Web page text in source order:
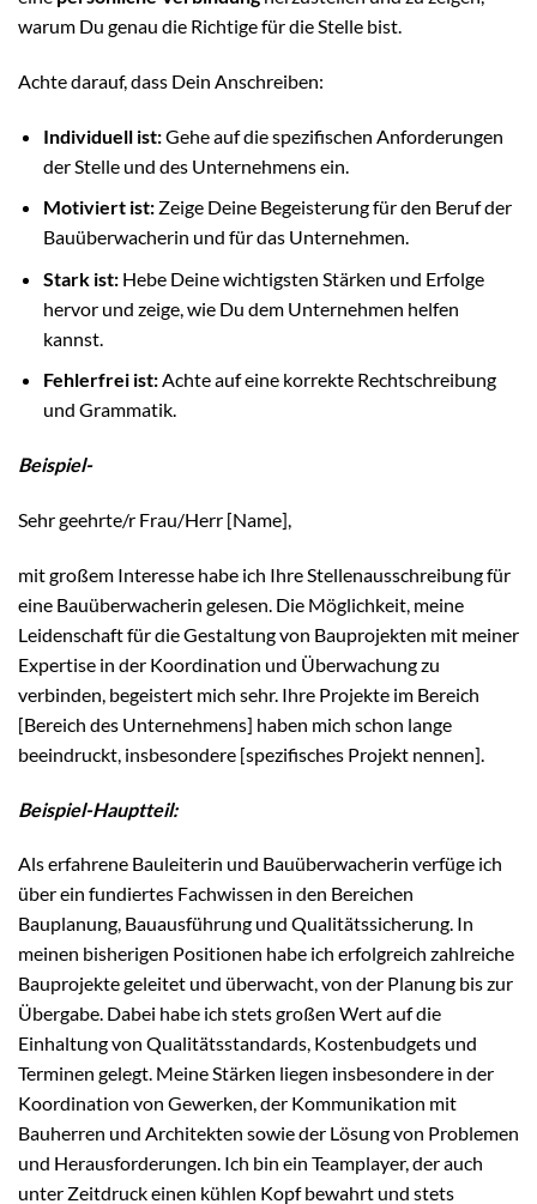
warum Du genau die Richtige für die Stelle bist.
Achte darauf, dass Dein Anschreiben:
Individuell ist:Gehe auf die spezifischen Anforderungen
der Stelle und des Unternehmens ein.
Motiviert ist:Zeige Deine Begeisterung für den Beruf der
Bauüberwacherin und für das Unternehmen.
Stark ist:Hebe Deine wichtigsten Stärken und Erfolge
hervor und zeige, wie Du dem Unternehmen helfen
kannst.
Fehlerfrei ist:Achte auf eine korrekte Rechtschreibung
und Grammatik.
Beispiel-
Sehr geehrte/r Frau/Herr [Name],
mit großem Interesse habe ich Ihre Stellenausschreibung für
eine Bauüberwacherin gelesen. Die Möglichkeit, meine
Leidenschaft für die Gestaltung von Bauprojekten mit meiner
Expertise in der Koordination und Überwachung zu
verbinden, begeistert mich sehr. Ihre Projekte im Bereich
[Bereich des Unternehmens] haben mich schon lange
beeindruckt, insbesondere [spezifisches Projekt nennen].
Beispiel-Hauptteil:
Als erfahrene Bauleiterin und Bauüberwacherin verfüge ich
über ein fundiertes Fachwissen in den Bereichen
Bauplanung, Bauausführung und Qualitätssicherung. In
meinen bisherigen Positionen habe ich erfolgreich zahlreiche
Bauprojekte geleitet und überwacht, von der Planung bis zur
Übergabe. Dabei habe ich stets großen Wert auf die
Einhaltung von Qualitätsstandards, Kostenbudgets und
Terminen gelegt. Meine Stärken liegen insbesondere in der
Koordination von Gewerken, der Kommunikation mit
Bauherren und Architekten sowie der Lösung von Problemen
und Herausforderungen. Ich bin ein Teamplayer, der auch
unter Zeitdruck einen kühlen Kopf bewahrt und stets